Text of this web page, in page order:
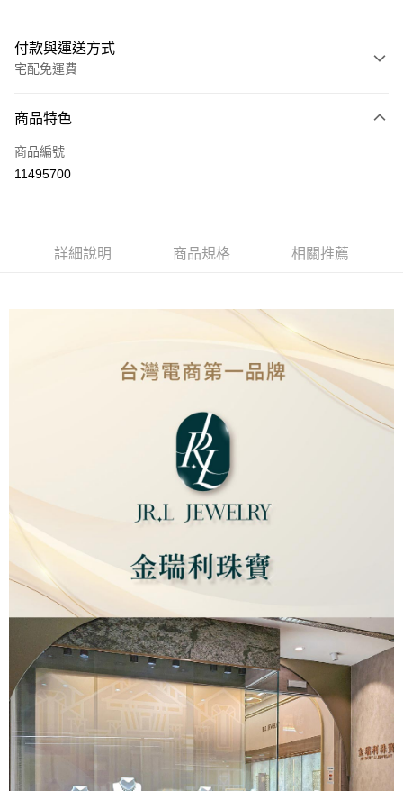
付款與運送方式
宅配免運費
信用卡一次付款
LINE Pay
ATM付款
運送方式
商品特色
商品編號
11495700
詳細說明 商品規格 相關推薦